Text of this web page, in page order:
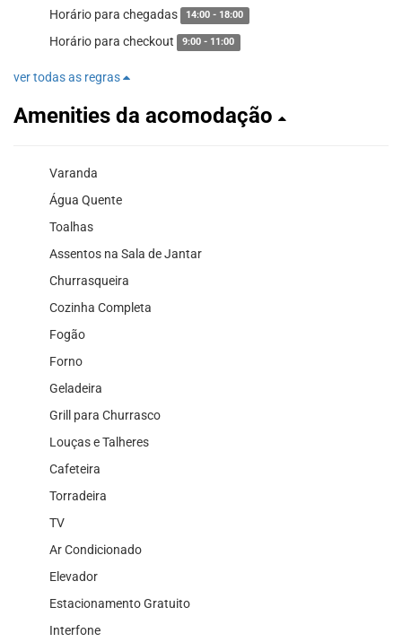
Horário para chegadas 14:00 - 18:00
Horário para checkout 9:00 - 11:00
ver todas as regras
Amenities da acomodação
Varanda
Água Quente
Toalhas
Assentos na Sala de Jantar
Churrasqueira
Cozinha Completa
Fogão
Forno
Geladeira
Grill para Churrasco
Louças e Talheres
Cafeteira
Torradeira
TV
Ar Condicionado
Elevador
Estacionamento Gratuito
Interfone